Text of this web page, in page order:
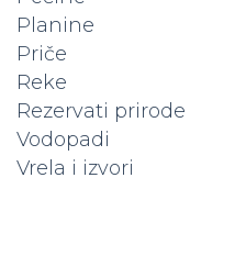
Planine
Priče
Reke
Rezervati prirode
Vodopadi
Vrela i izvori